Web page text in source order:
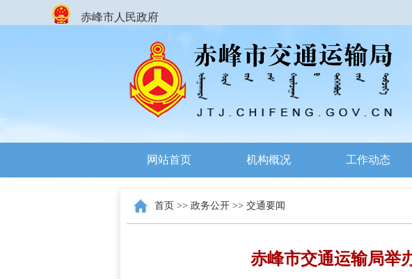
赤峰市人民政府
网站首页 机构概况 工作动态
首页 >> 政务公开 >> 交通要闻
赤峰市交通运输局举